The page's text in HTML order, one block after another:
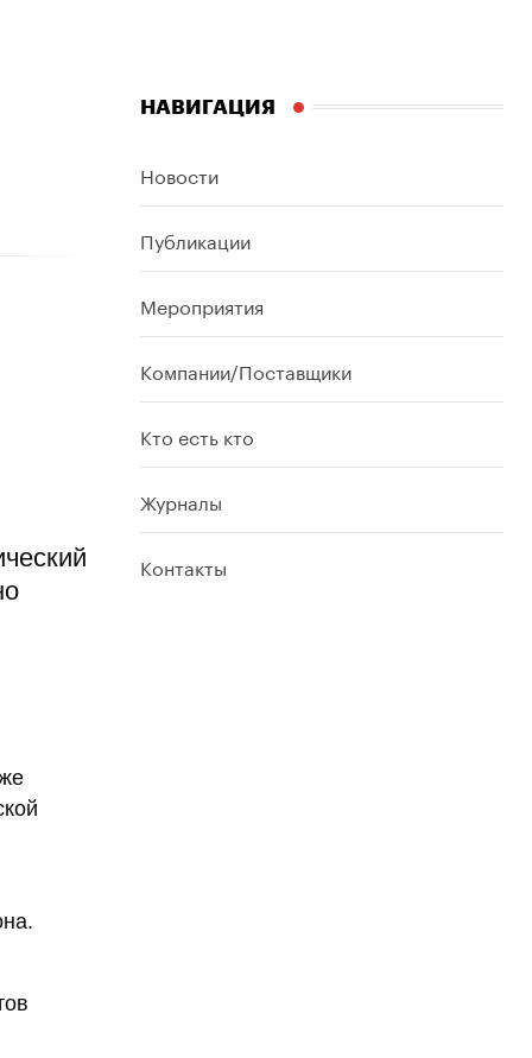
НАВИГАЦИЯ
Новости
Публикации
Мероприятия
Компании/Поставщики
Кто есть кто
Журналы
Контакты